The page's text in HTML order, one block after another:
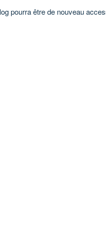
pourra être de nouveau